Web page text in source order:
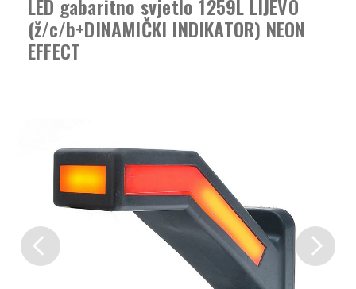
LED gabaritno svjetlo 1259L LIJEVO
(ž/c/b+DINAMIČKI INDIKATOR) NEON
EFFECT
Previous Next